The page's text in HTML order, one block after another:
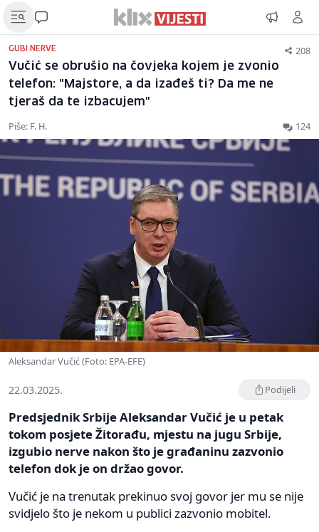
GUBI NERVE 208
Vučić se obrušio na čovjeka kojem je zvonio
telefon: "Majstore, a da izađeš ti? Da me ne
tjeraš da te izbacujem"
Piše: F. H. 124
Aleksandar Vučić (Foto: EPA-EFE)
22.03.2025. Podijeli
Predsjednik Srbije Aleksandar Vučić je u petak
tokom posjete Žitorađu, mjestu na jugu Srbije,
izgubio nerve nakon što je građaninu zazvonio
telefon dok je on držao govor.
Vučić je na trenutak prekinuo svoj govor jer mu se nije
svidjelo što je nekom u publici zazvonio mobitel.